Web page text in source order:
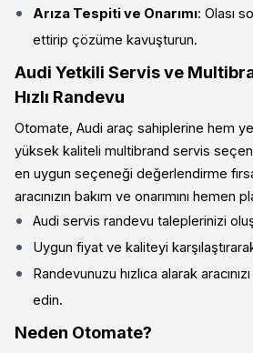
Arıza Tespiti ve Onarımı: Olası
ettirip çözüme kavuşturun.
Audi Yetkili Servis ve
Hızlı Randevu
Otomate, Audi araç sahiplerine hem
yüksek kaliteli multibrand servis
en uygun seçeneği değerlendirme
aracınızın bakım ve onarımını hemen
Audi servis randevu taleplerinizi
Uygun fiyat ve kaliteyi
Randevunuzu hızlıca alarak
edin.
Neden Otomate?